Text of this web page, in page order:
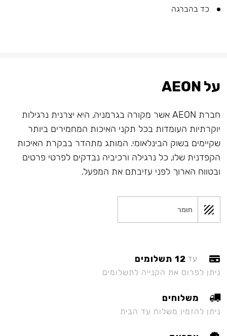
כד בהברגה
על AEON
חברת AEON אשר מקורה בגרמניה, היא יצרנית נרגילות
יוקרתיות העומדות בכל תקני האיכות המחמירים ביותר
שקיימים בשוק הבינלאומי. המותג מתהדר בבקרת האיכות
הקפדנית שלו, כל נרגילה ורכיביה נבדקים לפרטי פרטים
ובטווח הארוך לפני עזיבתם את המפעל.
חומר
עד 12 תשלומים
ניתן לפרוס את הקנייה לתשלומים
משלוחים
ניתן להזמין משלוח עד הבית